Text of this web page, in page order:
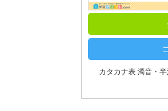
カタカナ表 濁音・